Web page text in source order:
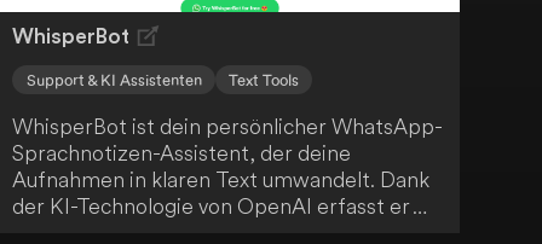
WhisperBot
Support & KI Assistenten Text Tools
WhisperBot ist dein persönlicher WhatsApp-
Sprachnotizen-Assistent, der deine
Aufnahmen in klaren Text umwandelt. Dank
der KI-Technologie von OpenAI erfasst er